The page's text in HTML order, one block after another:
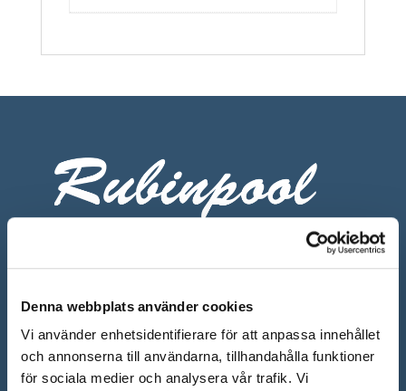
Denna webbplats använder cookies
Vi använder enhetsidentifierare för att anpassa innehållet
och annonserna till användarna, tillhandahålla funktioner
för sociala medier och analysera vår trafik. Vi
ÖPPETTIDER SHOWROOM
Mån-Fre: 10.00 – 18.00
Lör: 10.00 – 13.00